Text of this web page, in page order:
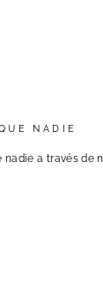
NADIE
a través de